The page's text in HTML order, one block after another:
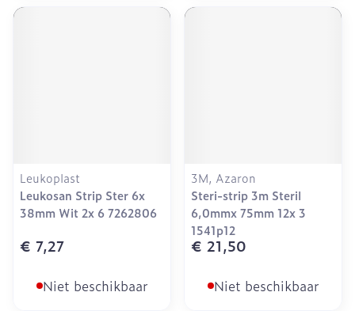
Leukoplast
Leukosan Strip Ster 6x
38mm Wit 2x 6 7262806
€ 7,27
Niet beschikbaar
3M, Azaron
Steri-strip 3m Steril
6,0mmx 75mm 12x 3
1541p12
€ 21,50
Niet beschikbaar